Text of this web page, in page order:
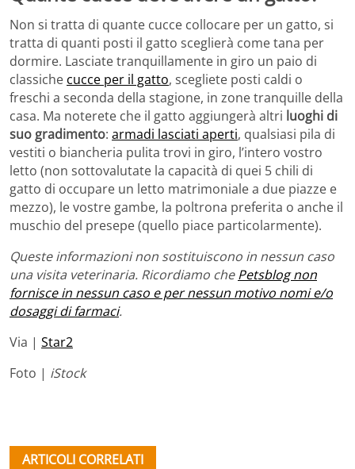
Non si tratta di quante cucce collocare per un gatto, si
tratta di quanti posti il gatto sceglierà come tana per
dormire. Lasciate tranquillamente in giro un paio di
classiche cucce per il gatto, scegliete posti caldi o
freschi a seconda della stagione, in zone tranquille della
casa. Ma noterete che il gatto aggiungerà altri luoghi di
suo gradimento: armadi lasciati aperti, qualsiasi pila di
vestiti o biancheria pulita trovi in giro, l’intero vostro
letto (non sottovalutate la capacità di quei 5 chili di
gatto di occupare un letto matrimoniale a due piazze e
mezzo), le vostre gambe, la poltrona preferita o anche il
muschio del presepe (quello piace particolarmente).
Queste informazioni non sostituiscono in nessun caso
una visita veterinaria. Ricordiamo chePetsblog non
fornisce in nessun caso e per nessun motivo nomi e/o
dosaggi di farmaci.
Via | Star2
Foto | iStock
ARTICOLI CORRELATI